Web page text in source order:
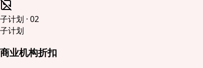
子计划 · 02
子计划
商业机构折扣